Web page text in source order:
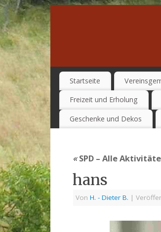
Startseite
Freizeit und Erholung
Geschenke und Dekos
«SPD – Alle
hans
Von H. - Dieter B. |